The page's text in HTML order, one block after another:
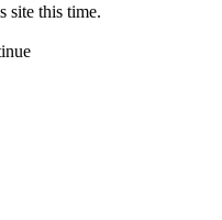
site this time.